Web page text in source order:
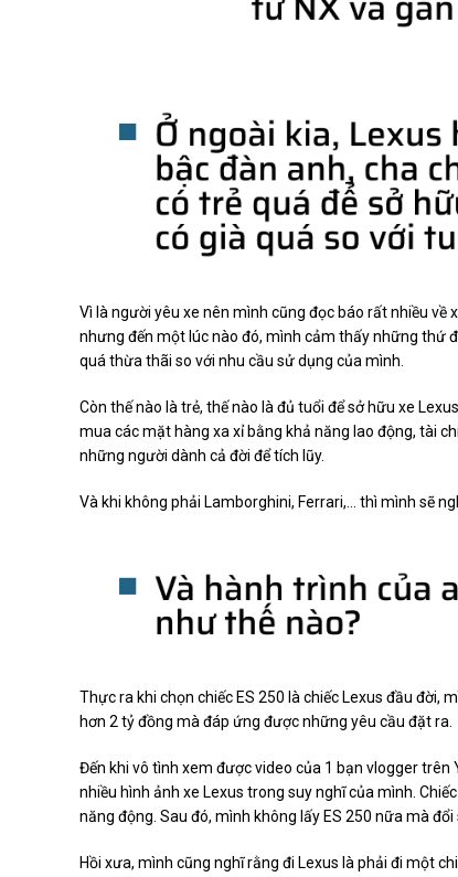
Vì là người yêu xe nên mình cũng đọc báo rất nhiều về
nhưng đến một lúc nào đó, mình cảm thấy những thứ
quá thừa thãi so với nhu cầu sử dụng của mình.
Còn thế nào là trẻ, thế nào là đủ tuổi để sở hữu xe
mua các mặt hàng xa xỉ bằng khả năng lao động, tài
những người dành cả đời để tích lũy.
Và khi không phải Lamborghini, Ferrari,... thì mình sẽ
Thực ra khi chọn chiếc ES 250 là chiếc Lexus đầu
hơn 2 tỷ đồng mà đáp ứng được những yêu cầu đặt ra.
Đến khi vô tình xem được video của 1 bạn vlogger
nhiều hình ảnh xe Lexus trong suy nghĩ của mình.
năng động. Sau đó, mình không lấy ES 250 nữa mà đổi
Hồi xưa, mình cũng nghĩ rằng đi Lexus là phải đi một